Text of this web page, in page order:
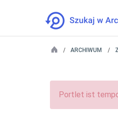
ARCHIWUM
Portlet ist